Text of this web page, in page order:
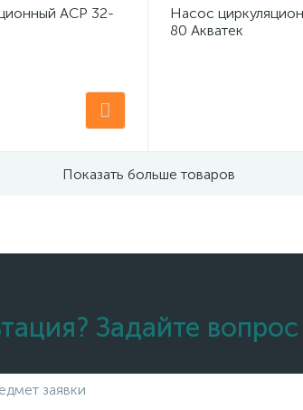
ACP 32-
Насос
80 Акватек
Показать больше товаров
Задайте